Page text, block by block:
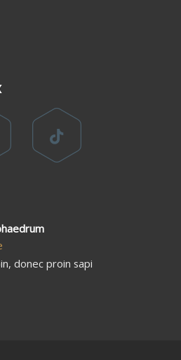
donec proin sapi